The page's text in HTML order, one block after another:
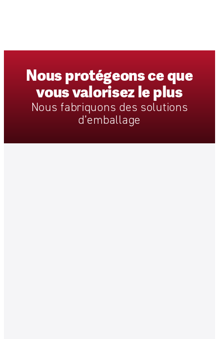
Nousprotégeonsceque
vousvalorisez leplus
Nous fabriquons des solutions
d’emballage